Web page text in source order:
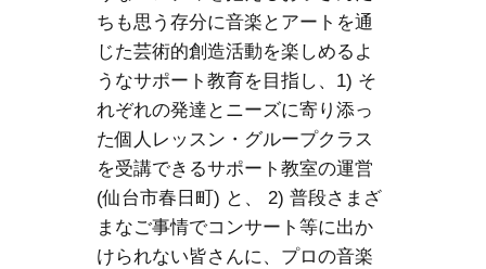
ちも思う存分に音楽とアートを通
じた芸術的創造活動を楽しめるよ
うなサポート教育を目指し、1) そ
れぞれの発達とニーズに寄り添っ
た個人レッスン・グループクラス
を受講できるサポート教室の運営
(仙台市春日町) と、 2) 普段さまざ
まなご事情でコンサート等に出か
けられない皆さんに、プロの音楽